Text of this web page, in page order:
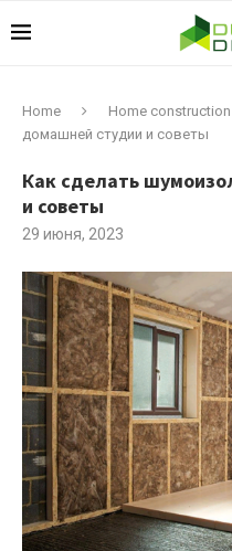
Home Home construction
домашней студии и советы
Как сделать
и советы
29 июня, 2023